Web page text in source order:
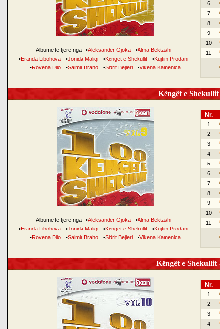
Albume të tjerë nga •Aleksandër Gjoka •Alma Bektashi
•Eranda Libohova •Jonida Maliqi •Këngët e Shekullit •Kujtim Prodani
•Rovena Dilo •Saimir Braho •Sidrit Bejleri •Vikena Kamenica
6
7
8
9
10
11
Këngët e
Albume të tjerë nga •Aleksandër Gjoka •Alma Bektashi
•Eranda Libohova •Jonida Maliqi •Këngët e Shekullit •Kujtim Prodani
•Rovena Dilo •Saimir Braho •Sidrit Bejleri •Vikena Kamenica
Nr.
1
2
3
4
5
6
7
8
9
10
11
Këngët e
Nr.
1
2
3
4